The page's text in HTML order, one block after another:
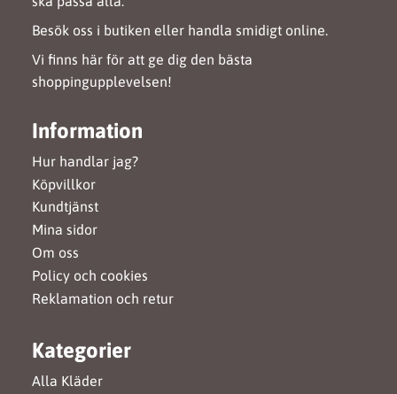
Besök oss i butiken eller handla smidigt online.
Vi finns här för att ge dig den bästa
shoppingupplevelsen!
Information
Hur handlar jag?
Köpvillkor
Kundtjänst
Mina sidor
Om oss
Policy och cookies
Reklamation och retur
Kategorier
Alla Kläder